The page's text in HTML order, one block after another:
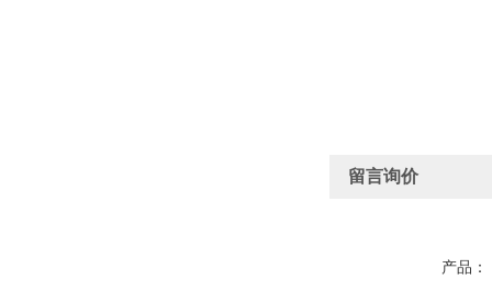
留言询价
产品：